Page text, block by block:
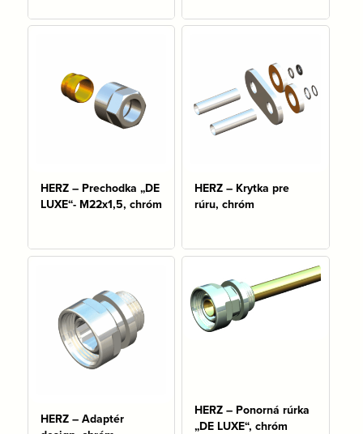
HERZ – Prechodka „DE
LUXE“- M22x1,5, chróm
HERZ – Krytka pre
rúru, chróm
HERZ – Adaptér
HERZ – Ponorná rúrka
„DE LUXE“, chróm